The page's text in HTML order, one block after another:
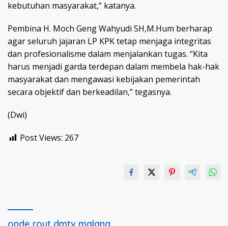
kebutuhan masyarakat,” katanya.
Pembina H. Moch Geng Wahyudi SH,M.Hum berharap
agar seluruh jajaran LP KPK tetap menjaga integritas
dan profesionalisme dalam menjalankan tugas. “Kita
harus menjadi garda terdepan dalam membela hak-hak
masyarakat dan mengawasi kebijakan pemerintah
secara objektif dan berkeadilan,” tegasnya.
(Dwi)
Post Views: 267